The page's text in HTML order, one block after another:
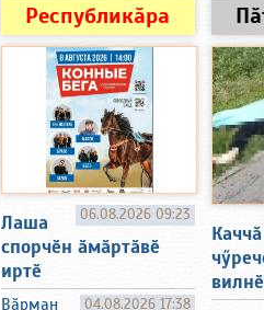
Республикӑра
06.08.2026 09:23
Лаша
спорчӗн ӑмӑртӑвӗ
иртӗ
04.08.2026 17:38
Вӑрман
Каччӑ
вилнӗ